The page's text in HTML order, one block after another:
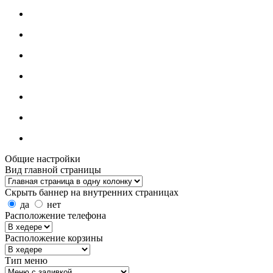
Общие настройки
Вид главной страницы
Скрыть баннер на внутренних страницах
да
нет
Расположение телефона
Расположение корзины
Тип меню